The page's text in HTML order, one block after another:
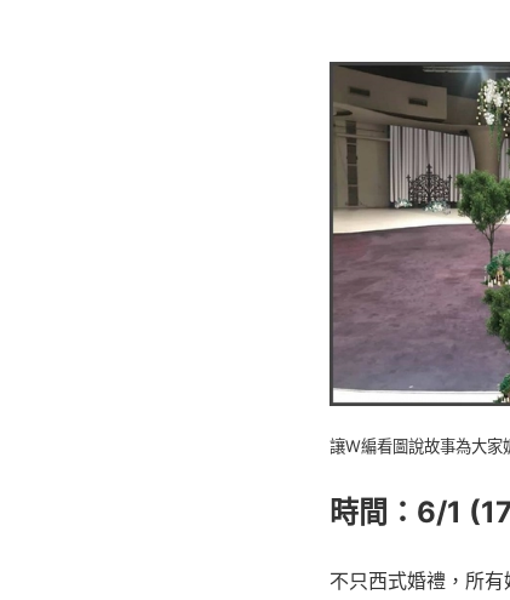
讓W編看圖說故事為大家
時間：6/1
不只西式婚禮，所